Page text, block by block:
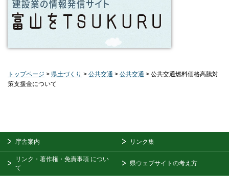
トップページ > 県土づくり > 公共交通 > 公共交通 > 公共交通燃料価格高騰対
策支援金について
庁舎案内 リンク集
リンク・著作権・免責事項 につい
て
県ウェブサイトの考え方